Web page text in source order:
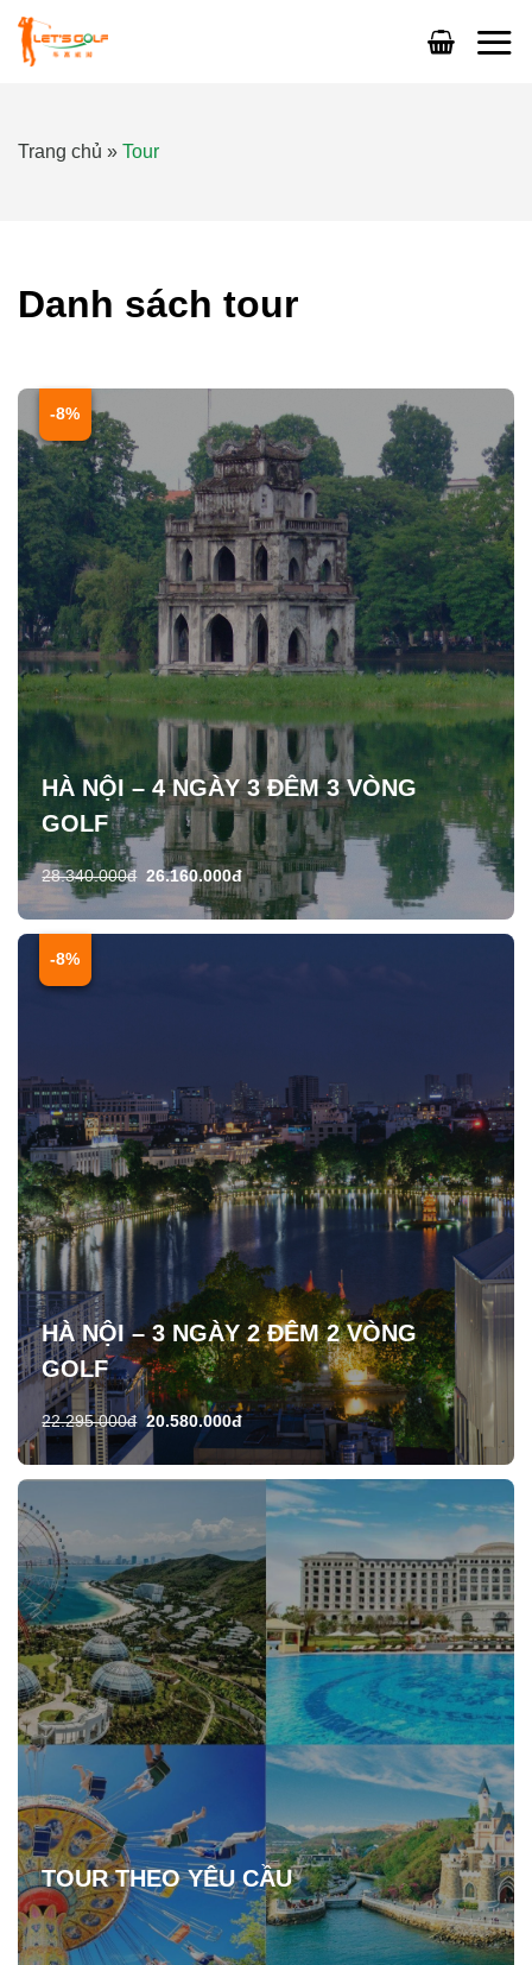
content
Trang chủ » Tour
Danh sách tour
-8%
HÀ NỘI – 4 NGÀY 3 ĐÊM 3 VÒNG
GOLF
28.340.000đ 26.160.000đ
-8%
HÀ NỘI – 3 NGÀY 2 ĐÊM 2 VÒNG
GOLF
22.295.000đ 20.580.000đ
TOUR THEO YÊU CẦU